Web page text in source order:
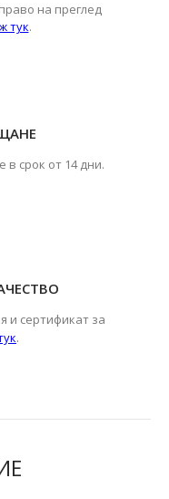
на преглед
тук.
срок от 14 дни.
и сертификат за
.